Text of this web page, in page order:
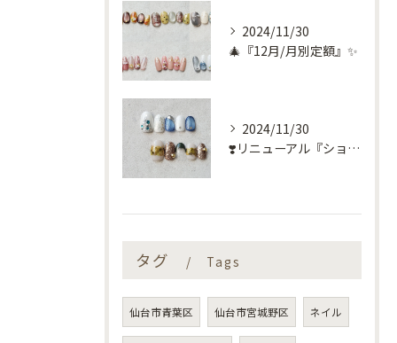
2024/11/30
🎄『12月/月別定額』✨
2024/11/30
❣️リニューアル『ショートネイル定額』❣️
タグ Tags
仙台市青葉区 仙台市宮城野区 ネイル